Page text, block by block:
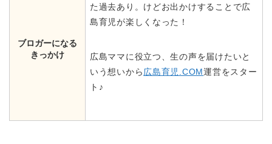
ブロガーになる
きっかけ
た過去あり。けどお出かけすることで広
島育児が楽しくなった！
広島ママに役立つ、生の声を届けたいと
いう想いから広島育児.COM運営をスター
ト♪